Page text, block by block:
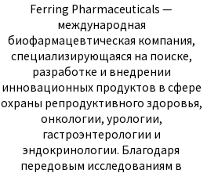
Ferring Pharmaceuticals —
международная
биофармацевтическая компания,
специализирующаяся на поиске,
разработке и внедрении
инновационных продуктов в сфере
охраны репродуктивного здоровья,
онкологии, урологии,
гастроэнтерологии и
эндокринологии. Благодаря
передовым исследованиям в